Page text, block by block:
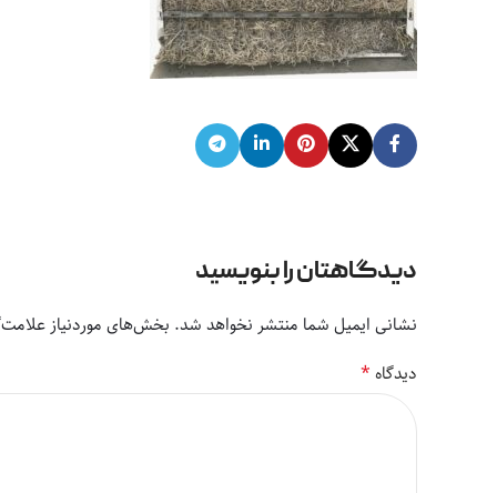
دیدگاهتان را بنویسید
نشانی ایمیل شما منتشر نخواهد شد. بخش‌های موردنیاز
دیدگاه*